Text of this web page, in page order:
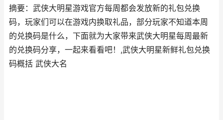
摘要：武侠大明星游戏官方每周都会发放新的礼包兑换
码，玩家们可以在游戏内换取礼品，部分玩家不知道本周
的兑换码是什么，下面就为大家带来武侠大明星每周最新
的兑换码分享，一起来看看吧！,武侠大明星新鲜礼包兑换
码概括 武侠大名